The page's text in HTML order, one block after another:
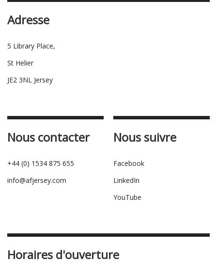
Adresse
5 Library Place,
St Helier
JE2 3NL Jersey
Nous contacter
+44 (0) 1534 875 655
info@afjersey.com
Nous suivre
Facebook
LinkedIn
YouTube
Horaires d'ouverture